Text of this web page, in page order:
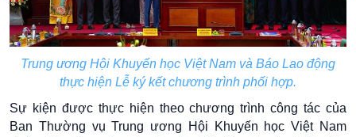
Trung ương Hội Khuyến học Việt Nam và Báo Lao động
thực hiện Lễ ký kết chương trình phối hợp.
Sự kiện được thực hiện theo chương trình công tác của
Ban Thường vụ Trung ương Hội Khuyến học Việt Nam